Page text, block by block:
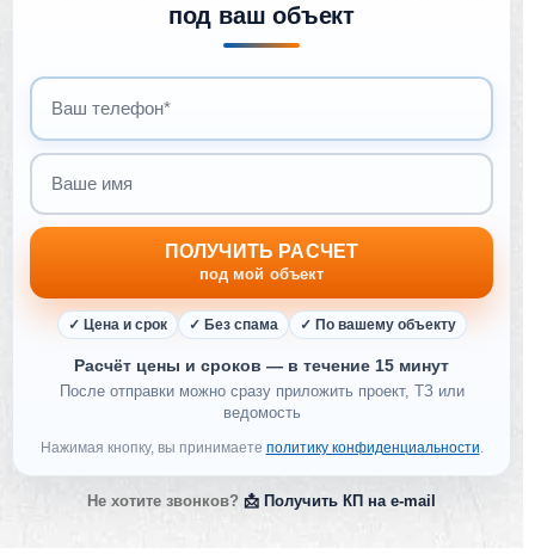
под ваш объект
Ваш телефон
Ваше имя
ПОЛУЧИТЬ РАСЧЕТ
под мой объект
✓ Цена и срок ✓ Без спама ✓ По вашему объекту
Расчёт цены и сроков — в течение 15 минут
После отправки можно сразу приложить проект, ТЗ или
ведомость
Нажимая кнопку, вы принимаете политику конфиденциальности
Не хотите звонков? 📩 Получить КП на e-mail